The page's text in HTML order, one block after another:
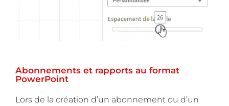
Abonnements et rapports au format
PowerPoint
Lors de la création d’un abonnement ou d’un